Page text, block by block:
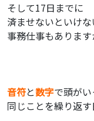
そして17日までに
済ませないといけな
事務仕事もあります
音符と数字で頭が
同じことを繰り返